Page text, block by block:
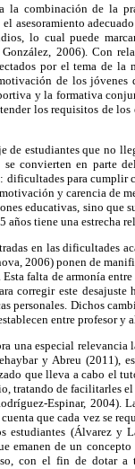
la combinación de la
asesoramiento
lo cual puede
2006). Con
por el tema de
de los jóvenes
y la formativa
los requisitos de
de estudiantes que no
convierten en parte
dificultades para cumplir
y carencia de
educativas, sino que
años tiene una estrecha
en las dificultades
2006) ponen de
falta de armonía
corregir este
personales. Dichos
entre profesor
una especial
y Abreu (2011),
que lleva a cabo el
tratando de facilitarles
Espinar, 2004).
que cada vez se
estudiantes (Álvarez y
emanen de un
con el fin de dotar a